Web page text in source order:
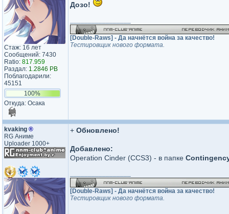
Стаж: 16 лет
Сообщений: 7430
Ratio: 817.959
Раздал: 1.2846 PB
Поблагодарили:
45151
100%
Откуда: Осака
Дозо!
[Double-Raws] - Да начнётся война за качество!
Тестировщик нового формата.
kvaking ®
RG Аниме
Uploader 1000+
+ Обновлено!
Добавлено:
Operation Cinder (CCS3) - в папке
[Double-Raws] - Да начнётся война за качество!
Тестировщик нового формата.